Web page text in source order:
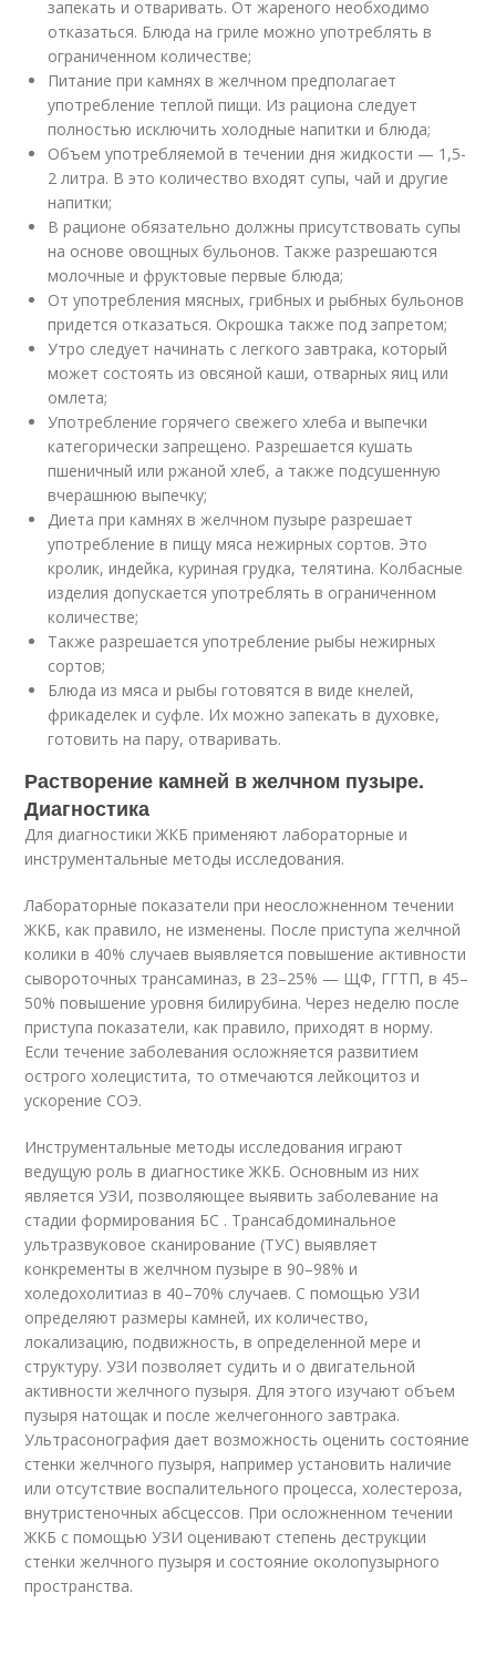
запекать и отваривать. От жареного необходимо
отказаться. Блюда на гриле можно употреблять в
ограниченном количестве;
Питание при камнях в желчном предполагает
употребление теплой пищи. Из рациона следует
полностью исключить холодные напитки и блюда;
Объем употребляемой в течении дня жидкости — 1,5-
2 литра. В это количество входят супы, чай и другие
напитки;
В рационе обязательно должны присутствовать супы
на основе овощных бульонов. Также разрешаются
молочные и фруктовые первые блюда;
От употребления мясных, грибных и рыбных бульонов
придется отказаться. Окрошка также под запретом;
Утро следует начинать с легкого завтрака, который
может состоять из овсяной каши, отварных яиц или
омлета;
Употребление горячего свежего хлеба и выпечки
категорически запрещено. Разрешается кушать
пшеничный или ржаной хлеб, а также подсушенную
вчерашнюю выпечку;
Диета при камнях в желчном пузыре разрешает
употребление в пищу мяса нежирных сортов. Это
кролик, индейка, куриная грудка, телятина. Колбасные
изделия допускается употреблять в ограниченном
количестве;
Также разрешается употребление рыбы нежирных
сортов;
Блюда из мяса и рыбы готовятся в виде кнелей,
фрикаделек и суфле. Их можно запекать в духовке,
готовить на пару, отваривать.
Растворение камней в желчном пузыре.
Диагностика
Для диагностики ЖКБ применяют лабораторные и
инструментальные методы исследования.
Лабораторные показатели при неосложненном течении
ЖКБ, как правило, не изменены. После приступа желчной
колики в 40% случаев выявляется повышение активности
сывороточных трансаминаз, в 23–25% — ЩФ, ГГТП, в 45–
50% повышение уровня билирубина. Через неделю после
приступа показатели, как правило, приходят в норму.
Если течение заболевания осложняется развитием
острого холецистита, то отмечаются лейкоцитоз и
ускорение СОЭ.
Инструментальные методы исследования играют
ведущую роль в диагностике ЖКБ. Основным из них
является УЗИ, позволяющее выявить заболевание на
стадии формирования БС . Трансабдоминальное
ультразвуковое сканирование (ТУС) выявляет
конкременты в желчном пузыре в 90–98% и
холедохолитиаз в 40–70% случаев. С помощью УЗИ
определяют размеры камней, их количество,
локализацию, подвижность, в определенной мере и
структуру. УЗИ позволяет судить и о двигательной
активности желчного пузыря. Для этого изучают объем
пузыря натощак и после желчегонного завтрака.
Ультрасонография дает возможность оценить состояние
стенки желчного пузыря, например установить наличие
или отсутствие воспалительного процесса, холестероза,
внутристеночных абсцессов. При осложненном течении
ЖКБ с помощью УЗИ оценивают степень деструкции
стенки желчного пузыря и состояние околопузырного
пространства.